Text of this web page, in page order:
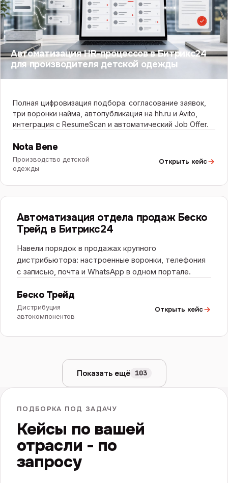
Автоматизация HR-процессов в Битрикс24
для производителя детской одежды
Полная цифровизация подбора: согласование заявок,
три воронки найма, автопубликация на hh.ru и Avito,
интеграция с ResumeScan и автоматический Job Offer.
Nota Bene
Производство детской
одежды
Открыть кейс
БИТРИКС24
Автоматизация отдела продаж Беско
Трейд в Битрикс24
Навели порядок в продажах крупного
дистрибьютора: настроенные воронки, телефония
с записью, почта и WhatsApp в одном портале.
Беско Трейд
Дистрибуция
автокомпонентов
Открыть кейс
Показать ещё 103
ПОДБОРКА ПОД ЗАДАЧУ
Кейсы по вашей
отрасли - по
запросу